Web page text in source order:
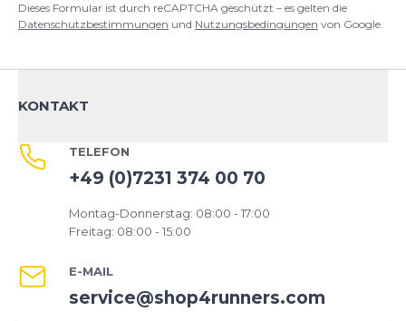
Dieses Formular ist durch reCAPTCHA geschützt – es gelten die
Datenschutzbestimmungen und Nutzungsbedingungen von Google.
KONTAKT
TELEFON
+49 (0)7231 374 00 70
Montag-Donnerstag: 08:00 - 17:00
Freitag: 08:00 - 15:00
E-MAIL
service@shop4runners.com